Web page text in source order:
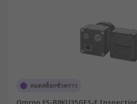
ในอุตสาหกรรมต่าง
ด้วยหลักการทำงานและคุณสมบัติเด่น
และนิยมนำไปปรับใช้ในหลายอุตสาหก
พัฒนาให้มีหลายประเภทเพื่อรองรับก
หมดสต็อกชั่วคราว